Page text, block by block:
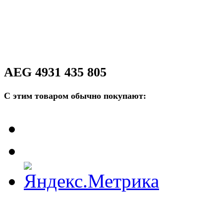
AEG 4931 435 805
С этим товаром обычно покупают: